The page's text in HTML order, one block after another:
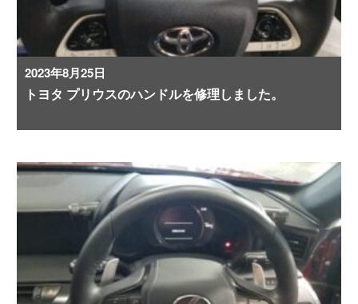
2023年8月25日
トヨタ プリウスのハンドルを修理しました。